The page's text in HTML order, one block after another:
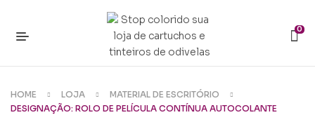
0
HOME LOJA
MATERIAL DE ESCRITÓRIO
DESIGNAÇÃO: ROLO DE PELÍCULA CONTÍNUA AUTOCOLANTE